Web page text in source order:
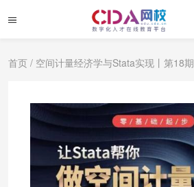
首页 / 空间计量经济学与Stata实现丨第18期